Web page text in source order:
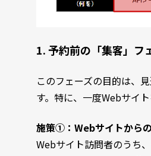
1. 予約前の「集客」フ
このフェーズの目的は、
す。特に、一度Webサイ
施策①：Webサイトから
Webサイト訪問者のうち